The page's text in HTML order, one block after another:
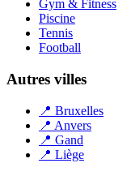
Gym & Fitness
Piscine
Tennis
Football
Autres villes
📍 Bruxelles
📍 Anvers
📍 Gand
📍 Liège